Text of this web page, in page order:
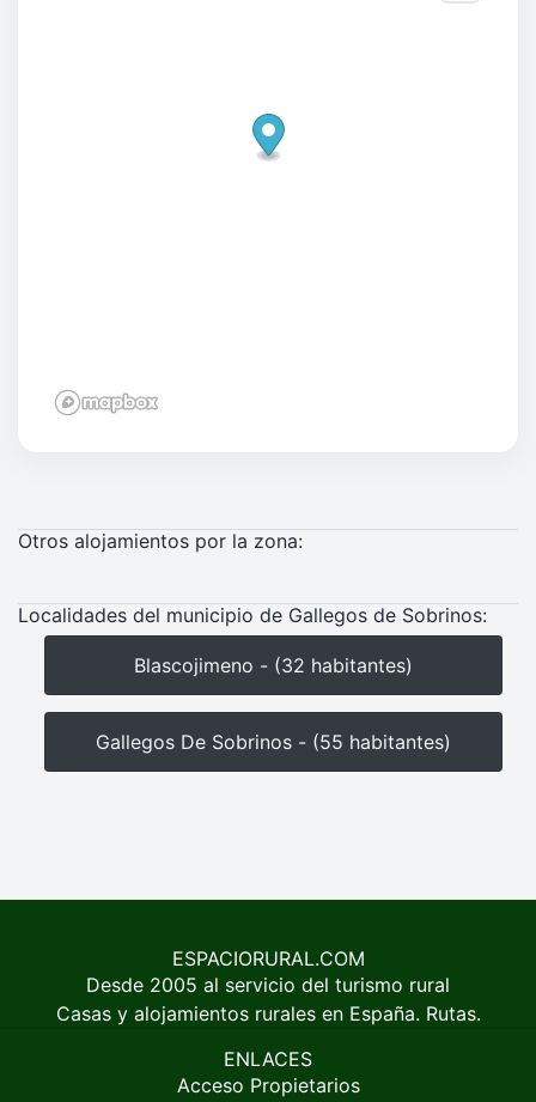
Otros alojamientos por la zona:
Localidades del municipio de Gallegos de Sobrinos:
Blascojimeno - (32 habitantes)
Gallegos De Sobrinos - (55 habitantes)
ESPACIORURAL.COM
Desde 2005 al servicio del turismo rural
Casas y alojamientos rurales en España. Rutas.
ENLACES
Acceso Propietarios